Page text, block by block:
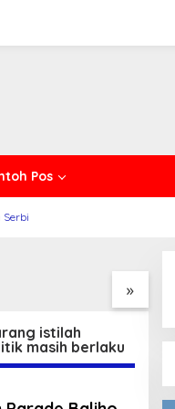
Pos
Serbi
»
istilah
masih berlaku